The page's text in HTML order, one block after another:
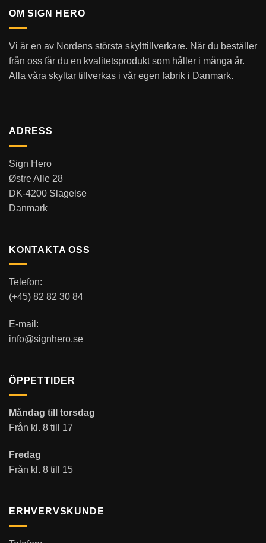
OM SIGN HERO
Vi är en av Nordens största skylttillverkare. När du beställer
från oss får du en kvalitetsprodukt som håller i många år.
Alla våra skyltar tillverkas i vår egen fabrik i Danmark.
ADRESS
Sign Hero
Østre Alle 28
DK-4200 Slagelse
Danmark
KONTAKTA OSS
Telefon:
(+45) 82 82 30 84
E-mail:
info@signhero.se
ÖPPETTIDER
Måndag till torsdag
Från kl. 8 till 17
Fredag
Från kl. 8 till 15
ERHVERVSKUNDE